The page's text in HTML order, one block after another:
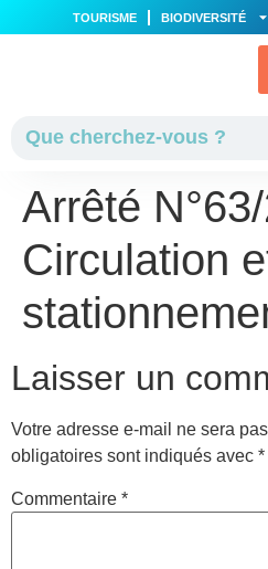
TOURISME BIODIVERSITÉ
Arrêté
Circulation
Laisser un
Votre adresse e-mail ne sera
obligatoires sont indiqués avec *
Commentaire *